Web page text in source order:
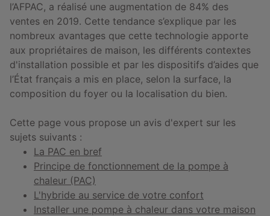
l’AFPAC, a réalisé une augmentation de 84% des
ventes en 2019. Cette tendance s’explique par les
nombreux avantages que cette technologie apporte
aux propriétaires de maison, les différents contextes
d'installation possible et par les dispositifs d’aides que
l’État français a mis en place, selon la surface, la
composition du foyer ou la localisation du bien.
Cette page vous propose un avis d'expert sur les
sujets suivants :
La PAC en bref
Principe de fonctionnement de la pompe à
chaleur (PAC)
L'hybride au service de votre confort
Installer une pompe à chaleur dans votre maison